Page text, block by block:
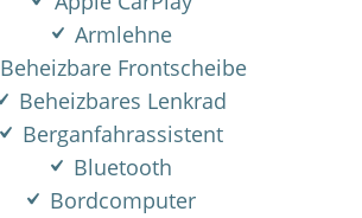
Armlehne
Beheizbare Frontscheibe
Beheizbares Lenkrad
Berganfahrassistent
Bluetooth
Bordcomputer